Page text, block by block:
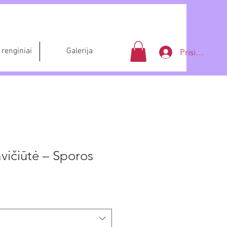
renginiai Galerija Prisijungti
– Sporos